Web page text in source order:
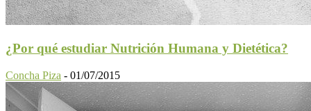
¿Por qué estudiar Nutrición Humana y Dietética?
Concha Piza - 01/07/2015